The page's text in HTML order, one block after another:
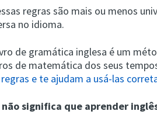
regras são mais ou menos
no idioma.
de gramática inglesa é um
de matemática dos seus
e te ajudam a usá-las
não significa que aprender